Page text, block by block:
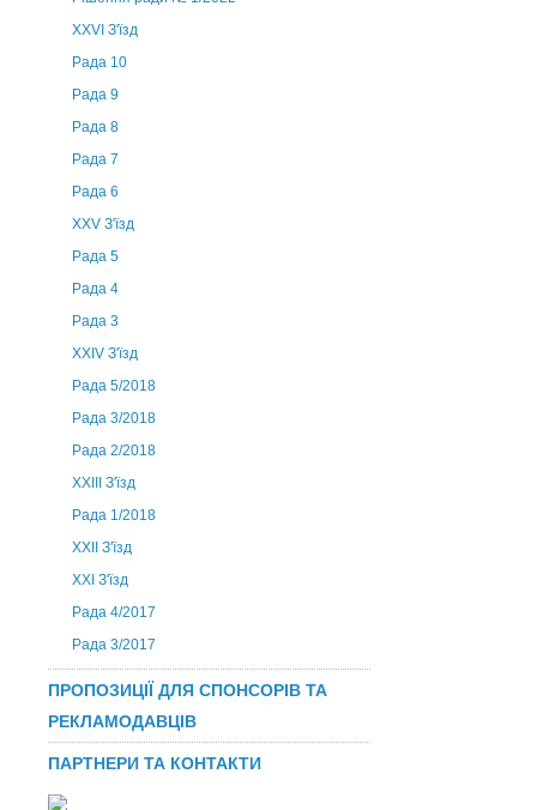
XXVI З'їзд
Рада 10
Рада 9
Рада 8
Рада 7
Рада 6
XXV З'їзд
Рада 5
Рада 4
Рада 3
ХХIV З'їзд
Рада 5/2018
Рада 3/2018
Рада 2/2018
XXIII З'їзд
Рада 1/2018
ХХІІ З'їзд
XXI З'їзд
Рада 4/2017
Рада 3/2017
ПРОПОЗИЦІЇ ДЛЯ СПОНСОРІВ ТА
РЕКЛАМОДАВЦІВ
ПАРТНЕРИ ТА КОНТАКТИ